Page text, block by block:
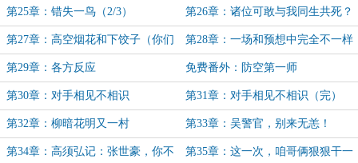
第25章：错失一鸟（2/3） 第26章：诸位可敢与我同生共死？
（3/3）
第27章：高空烟花和下饺子（你们
没见过的万字大章！）
第28章：一场和预想中完全不一样
的轰炸
第29章：各方反应 免费番外：防空第一师
第30章：对手相见不相识 第31章：对手相见不相识（完）
第32章：柳暗花明又一村 第33章：吴警官，别来无恙！
第34章：高须弘记：张世豪，你不 第35章：这一次，咱哥俩狠狠干一